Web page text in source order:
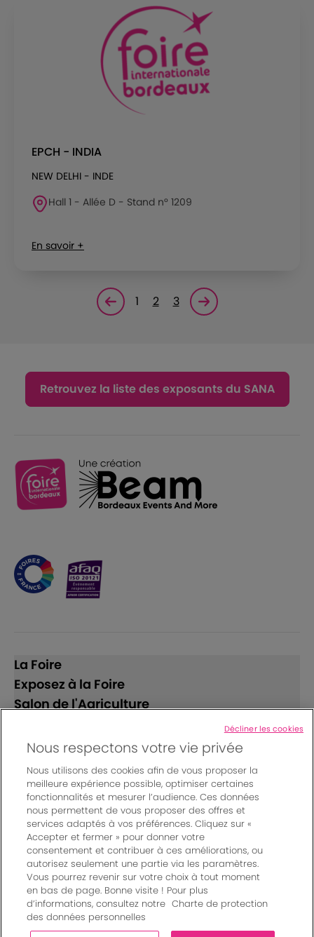
EPCH - INDIA
NEW DELHI - INDE
Hall 1 - Allée D - Stand n° 1209
En savoir +
Page précédente
1 2 3 Page suivante<
Retrouvez la liste des exposants du SANA
La Foire
Exposez à la Foire
Salon de l'Agriculture
Suivez-nous
© Bordeaux Events And More | Rue Jean Samazeuilh - CS
20088 - 33070 Bordeaux cedex - France
Mentions légales|
Règlement général des manifestations
Un événement organisé par Bordeaux Events And More
Charte de protection des données personnelles
Nous respectons votre vie privée
Nous utilisons des cookies afin de vous proposer la
meilleure expérience possible, optimiser certaines
fonctionnalités et mesurer l’audience. Ces données
nous permettent de vous proposer des offres et
services adaptés à vos préférences. Cliquez sur «
Accepter et fermer » pour donner votre
consentement et contribuer à ces améliorations, ou
autorisez seulement une partie via les paramètres.
Vous pourrez revenir sur votre choix à tout moment
en bas de page. Bonne visite ! Pour plus
d’informations, consultez notre Charte de protection
des données personnelles
Décliner les cookies